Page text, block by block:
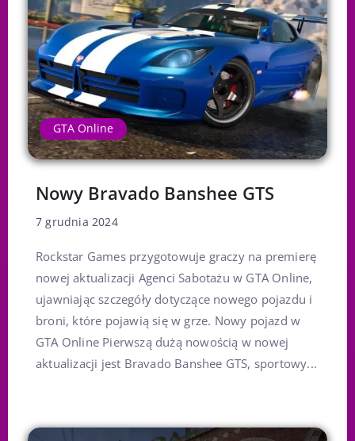
GTA Online
Nowy Bravado Banshee GTS
7 grudnia 2024
Rockstar Games przygotowuje graczy na premierę
nowej aktualizacji Agenci Sabotażu w GTA Online,
ujawniając szczegóły dotyczące nowego pojazdu i
broni, które pojawią się w grze. Nowy pojazd w
GTA Online Pierwszą dużą nowością w nowej
aktualizacji jest Bravado Banshee GTS, sportowy...